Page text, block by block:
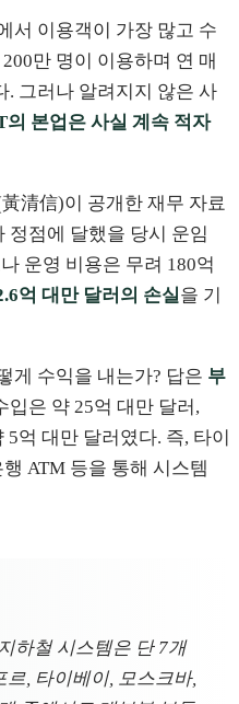
서 이용객이 가장 많고 수
만 명이 이용하며 연 매
. 그러나 알려지지 않은 사
의 본업은 사실 계속 적자
清信)이 공개한 재무 자료
정점에 달했을 당시 운임
운영 비용은 무려 180억
억 대만 달러의 손실을 기
게 수익을 내는가? 답은 부
입은 약 25억 대만 달러,
억 대만 달러였다. 즉, 타이
ATM 등을 통해 시스템
하철 시스템은 단 7개
, 타이베이, 모스크바,